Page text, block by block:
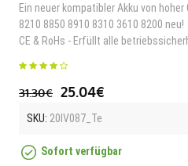
Ein neuer kompatibler Akku von
8210 8850 8910 8310 3610 8200 neu!
CE & RoHs - Erfüllt alle
31.30€ 25.04€
SKU: 20IV087_Te
Sofort verfügbar